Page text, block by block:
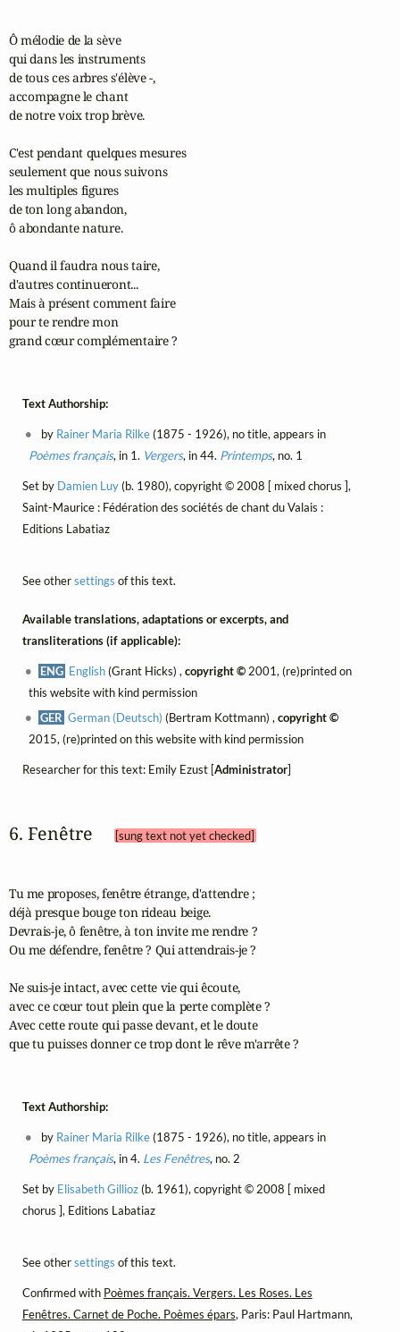
Ô mélodie de la sève
qui dans les instruments
de tous ces arbres s'élève -,
accompagne le chant
de notre voix trop brève.
C'est pendant quelques mesures
seulement que nous suivons
les multiples figures
de ton long abandon,
ô abondante nature.
Quand il faudra nous taire,
d'autres continueront...
Mais à présent comment faire
pour te rendre mon
grand cœur complémentaire ?
Text Authorship:
by Rainer Maria Rilke(1875 - 1926), no title, appears in
Poèmes français, in 1. Vergers, in 44. Printemps, no. 1
Set by Damien Luy(b. 1980), copyright © 2008 [ mixed chorus ],
Saint-Maurice : Fédération des sociétés de chant du Valais :
Editions Labatiaz
See othersettings of this text.
Available translations, adaptations or excerpts, and
transliterations (if applicable):
ENG English(Grant Hicks) ,copyright © 2001, (re)printed on
this website with kind permission
GER German (Deutsch) (Bertram Kottmann) ,copyright ©
2015, (re)printed on this website with kind permission
Researcher for this text: Emily Ezust [Administrator]
6. Fenêtre [sung text not yet checked]
Tu me proposes, fenêtre étrange, d'attendre ;
déjà presque bouge ton rideau beige.
Devrais-je, ô fenêtre, à ton invite me rendre ?
Ou me défendre, fenêtre ? Qui attendrais-je ?
Ne suis-je intact, avec cette vie qui êcoute,
avec ce cœur tout plein que la perte complète ?
Avec cette route qui passe devant, et le doute
que tu puisses donner ce trop dont le rêve m'arrête ?
Text Authorship:
by Rainer Maria Rilke(1875 - 1926), no title, appears in
Poèmes français, in 4. Les Fenêtres, no. 2
Set by Elisabeth Gillioz(b. 1961), copyright © 2008 [ mixed
chorus ], Editions Labatiaz
See othersettings of this text.
Confirmed with Poèmes français. Vergers. Les Roses. Les
Fenêtres. Carnet de Poche. Poèmes épars, Paris: Paul Hartmann,